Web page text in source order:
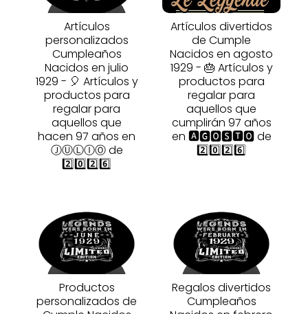
Artículos
personalizados
Cumpleaños
Nacidos en julio
1929 - 🎈 Artículos y
productos para
regalar para
aquellos que
hacen 97 años en
ⒿⓊⓁⒾⓄ de
2️⃣0️⃣2️⃣6️⃣
Artículos divertidos
de Cumple
Nacidos en agosto
1929 - 🎂 Artículos y
productos para
regalar para
aquellos que
cumplirán 97 años
en 🅰🅶🅾🆂🆃🅾 de
2️⃣0️⃣2️⃣6️⃣
Productos
personalizados de
Regalos divertidos
Cumpleaños